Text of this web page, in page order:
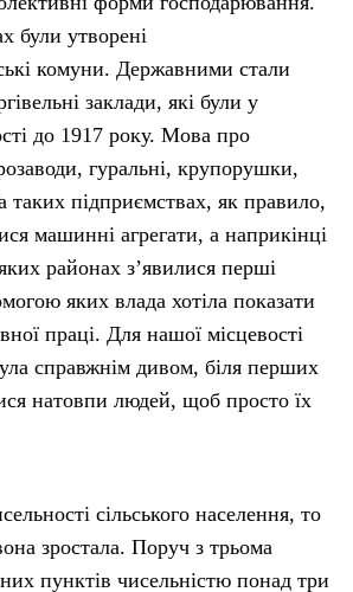
були утворені
комуни. Державними стали
заклади, які були у
до 1917 року. Мова про
гуральні, крупорушки,
таких підприємствах, як правило,
машинні агрегати, а наприкінці
районах з’явилися перші
яких влада хотіла показати
праці. Для нашої місцевості
справжнім дивом, біля перших
натовпи людей, щоб просто їх
сільського населення, то
зростала. Поруч з трьома
пунктів чисельністю понад три